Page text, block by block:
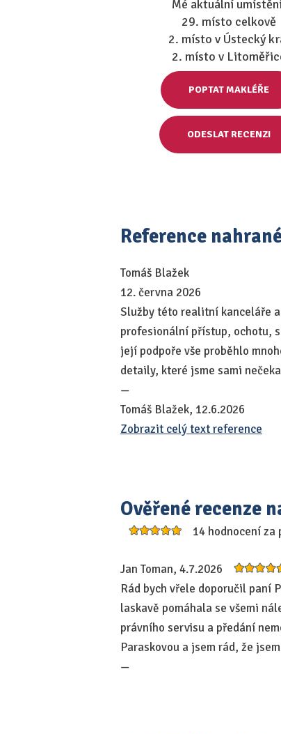
Mé aktuální
29. místo celkově
2. místo v Ústecký
2. místo v
POPTAT MAKLÉŘE
ODESLAT RECENZI
Reference
Tomáš Blažek
12. června 2026
Služby této realitní kanceláře
profesionální přístup, ochotu,
její podpoře vše proběhlo
detaily, které jsme sami
—
Tomáš Blažek, 12.6.2026
Zobrazit celý text reference
Ověřené recenze
14 hodnocení za
Jan Toman, 4.7.2026
Rád bych vřele doporučil paní
laskavě pomáhala se všemi
právního servisu a předání
Paraskovou a jsem rád, že
—